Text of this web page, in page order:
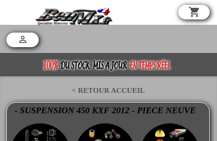
shopping_cart

< RETOUR ACCUEIL
- SUSPENSION 450 KXF 2012 - PIECE NEUVE